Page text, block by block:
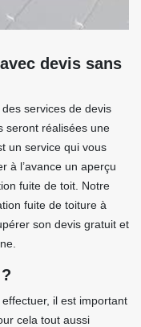
devis sans
services de devis
seront réalisées une
un service qui vous
à l’avance un aperçu
fuite de toit. Notre
fuite de toiture à
son devis gratuit et
il est important
cela tout aussi